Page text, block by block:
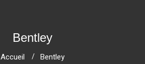
Bentley
Accueil Bentley